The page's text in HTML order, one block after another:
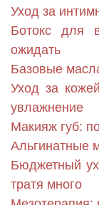
Уход за
Ботокс для
ожидать
Базовые
Уход за
увлажнение
Макияж губ:
Альгинатные
Бюджетный
тратя много